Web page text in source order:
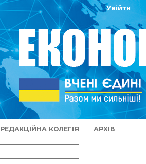
РЕДАКЦІЙНА КОЛЕГІЯ АРХІВ
Увійти